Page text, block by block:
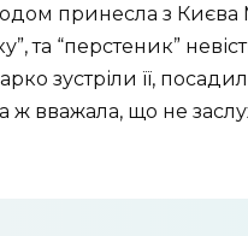
принесла з Києва
та “перстеник”
зустріли її,
ж вважала, що не